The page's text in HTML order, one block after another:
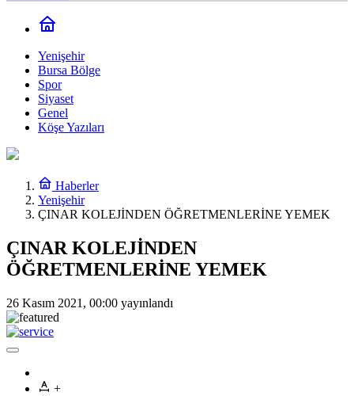
Yenişehir
Bursa Bölge
Spor
Siyaset
Genel
Köşe Yazıları
Haberler
Yenişehir
ÇINAR KOLEJİNDEN ÖĞRETMENLERİNE YEMEK
ÇINAR KOLEJİNDEN
ÖĞRETMENLERİNE YEMEK
26 Kasım 2021, 00:00 yayınlandı
+